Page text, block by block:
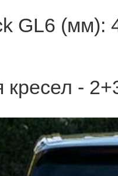
GL6 (мм):
кресел -